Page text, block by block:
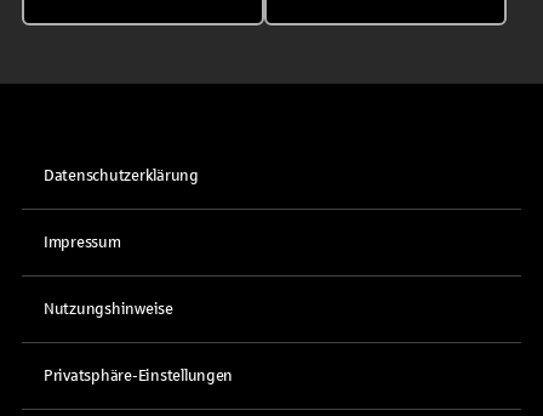
Datenschutzerklärung
Impressum
Nutzungshinweise
Privatsphäre-Einstellungen